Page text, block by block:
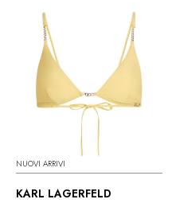
NUOVI ARRIVI
KARL LAGERFELD